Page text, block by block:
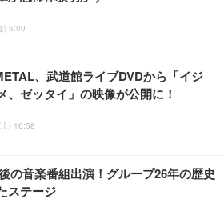
フィスチェア デスクチェア 疲れない テレ
ェア 強化バックレスト 30度ロッキング機
ェア 通気性メッシュ ゲーミング/勉強/事
ゃれ パソコンチェア (ホワイト)
オフィスチェア デスクチェア 肘なし メ
性 ランバーサポート付き 腰サポート ガ
昇降 360度回転 キャスター付き コンパク
品】Dell E2724HS 27インチ 液晶モニタ
（1920×1080）VA 非光沢 HDMI/DisplayP
24.5inch/280Hz/FHD】GRAPHT THE S
Gaming Monitor 24” Essential ゲーミン
QD 24.5インチ 1ms FHD 量子ドット 残
スマートベーシック) 【Amazon.co.jp
Basic アイリスオーヤマ ペットシーツ
ーヤマ ペットシーツ 超厚型 お徳用 レギ
枚入【Amazon.co.jp限定】
) 5:00
、武道館ライブDVDから「イジ
、ゼッタイ」の映像が公開に！
) 16:58
の音楽番組出演！グループ26年の歴史
ステージ